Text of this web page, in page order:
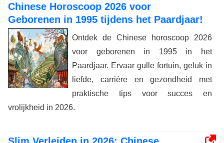
Chinese Horoscoop 2026 voor
Geborenen in 1995 tijdens het Paardjaar!
Ontdek de Chinese horoscoop 2026
voor geborenen in 1995 in het
Paardjaar. Ervaar gulle fortuin, geluk in
liefde, carrière en gezondheid met
praktische tips voor succes en
vrolijkheid in 2026.